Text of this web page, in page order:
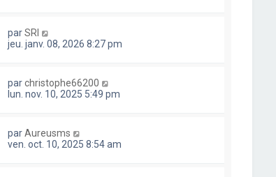
parSRI
jeu. janv. 08, 2026 8:27 pm
parchristophe66200
lun. nov. 10, 2025 5:49 pm
parAureusms
ven. oct. 10, 2025 8:54 am